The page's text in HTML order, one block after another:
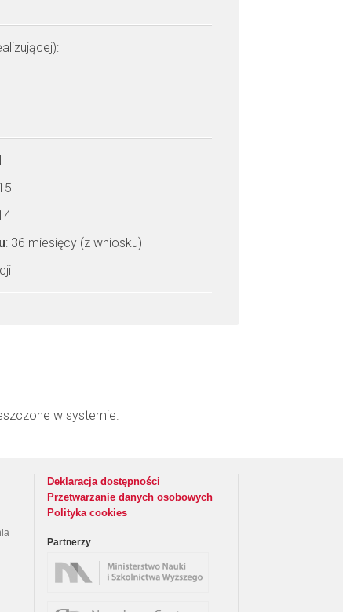
: 36 miesięcy (z wniosku)
w systemie.
Deklaracja dostępności
Przetwarzanie danych osobowych
Polityka cookies
Partnerzy